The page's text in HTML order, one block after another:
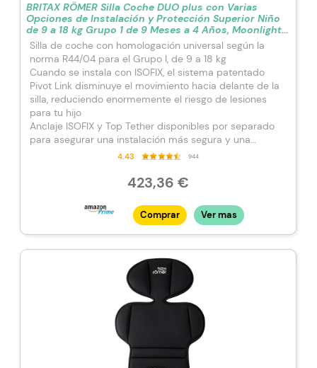
BRITAX RÖMER Silla Coche DUO plus con Varias
Opciones de Instalación y Protección Superior Niño
de 9 a 18 kg Grupo 1 de 9 Meses a 4 Años, Moonlight
Blue
Silla de coche con homologación universal según la
norma R44/04 para el Grupo I, de 9 a 18 kg
Cuando se instala con ISOFIX, el sistema patentado
Pivot Link disminuye el movimiento hacia delante de la
silla, reduciendo enormemente el riesgo de lesiones
para tu hijo
Anclaje ISOFIX y Top Tether disponibles por separado
para asegurar una instalación más segura y una
de seguridad de tres puntos del vehículo
4.43 944
423,36 €
Comprar Ver mas